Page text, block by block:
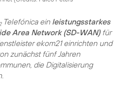
Telefónica ein leistungsstarkes
Area Network (SD-WAN)für
ekom21 einrichten und
zunächst fünf Jahren
die Digitalisierung